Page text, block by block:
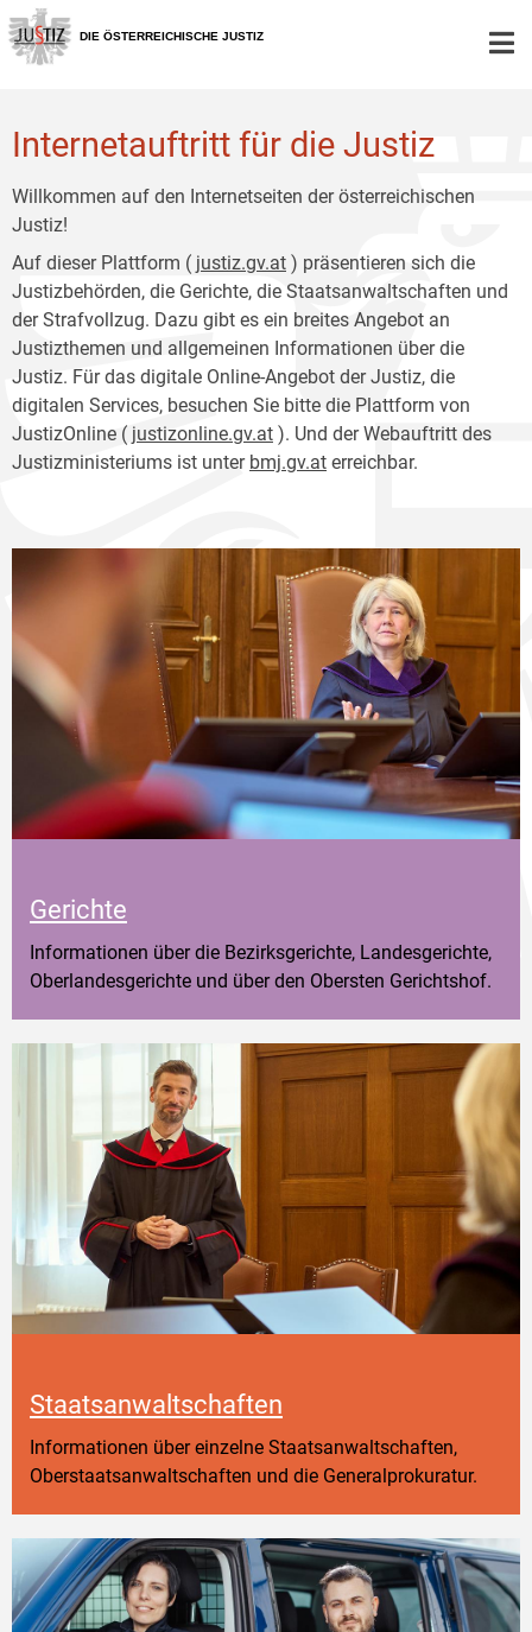
Zur
Hauptnavigation
[1]
Zum
Inhalt
[2]
DIE ÖSTERREICHISCHE JUSTIZ
Internetauftritt für die Justiz
Willkommen auf den Internetseiten der österreichischen
Justiz!
Auf dieser Plattform ( justiz.gv.at ) präsentieren sich die
Justizbehörden, die Gerichte, die Staatsanwaltschaften und
der Strafvollzug. Dazu gibt es ein breites Angebot an
Justizthemen und allgemeinen Informationen über die
Justiz. Für das digitale Online-Angebot der Justiz, die
digitalen Services, besuchen Sie bitte die Plattform von
JustizOnline ( justizonline.gv.at ). Und der Webauftritt des
Justizministeriums ist unter bmj.gv.at erreichbar.
Gerichte
Informationen über die Bezirksgerichte, Landesgerichte,
Oberlandesgerichte und über den Obersten Gerichtshof.
Staatsanwaltschaften
Informationen über einzelne Staatsanwaltschaften,
Oberstaatsanwaltschaften und die Generalprokuratur.